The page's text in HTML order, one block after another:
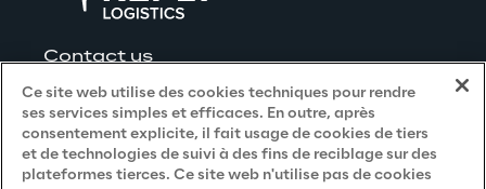
Contact us
Privacy and Legal
Ce site web utilise des cookies techniques pour rendre
ses services simples et efficaces. En outre, après
consentement explicite, il fait usage de cookies de tiers
et de technologies de suivi à des fins de reciblage sur des
plateformes tierces. Ce site web n'utilise pas de cookies